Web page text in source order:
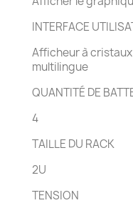
INTERFACE
Afficheur à
multilingue
QUANTITÉ DE
4
TAILLE DU RACK
2U
TENSION